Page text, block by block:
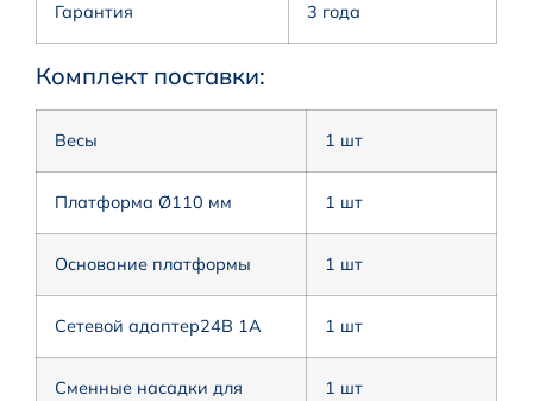
Гарантия 3 года
Комплект поставки:
Весы 1 шт
Платформа Ø110 мм 1 шт
Основание платформы 1 шт
Сетевой адаптер24В 1А 1 шт
Сменные насадки для
1 шт